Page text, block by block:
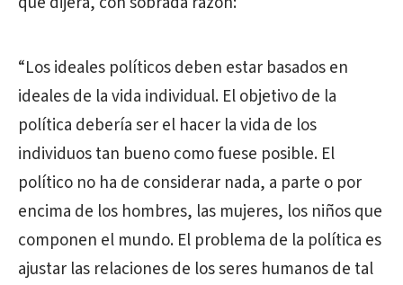
“Los ideales políticos deben estar basados en
ideales de la vida individual. El objetivo de la
política debería ser el hacer la vida de los
individuos tan bueno como fuese posible. El
político no ha de considerar nada, a parte o por
encima de los hombres, las mujeres, los niños que
componen el mundo. El problema de la política es
ajustar las relaciones de los seres humanos de tal